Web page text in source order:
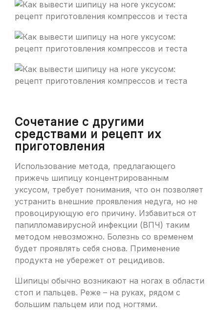
Сочетание с другими
средствами и рецепт их
приготовления
Использование метода, предлагающего
прижечь шипицу концентрированным
уксусом, требует понимания, что он позволяет
устранить внешние проявления недуга, но не
провоцирующую его причину. Избавиться от
папилломавирусной инфекции (ВПЧ) таким
методом невозможно. Болезнь со временем
будет проявлять себя снова. Применение
продукта не убережет от рецидивов.
Шипицы обычно возникают на ногах в области
стоп и пальцев. Реже – на руках, рядом с
большим пальцем или под ногтями.